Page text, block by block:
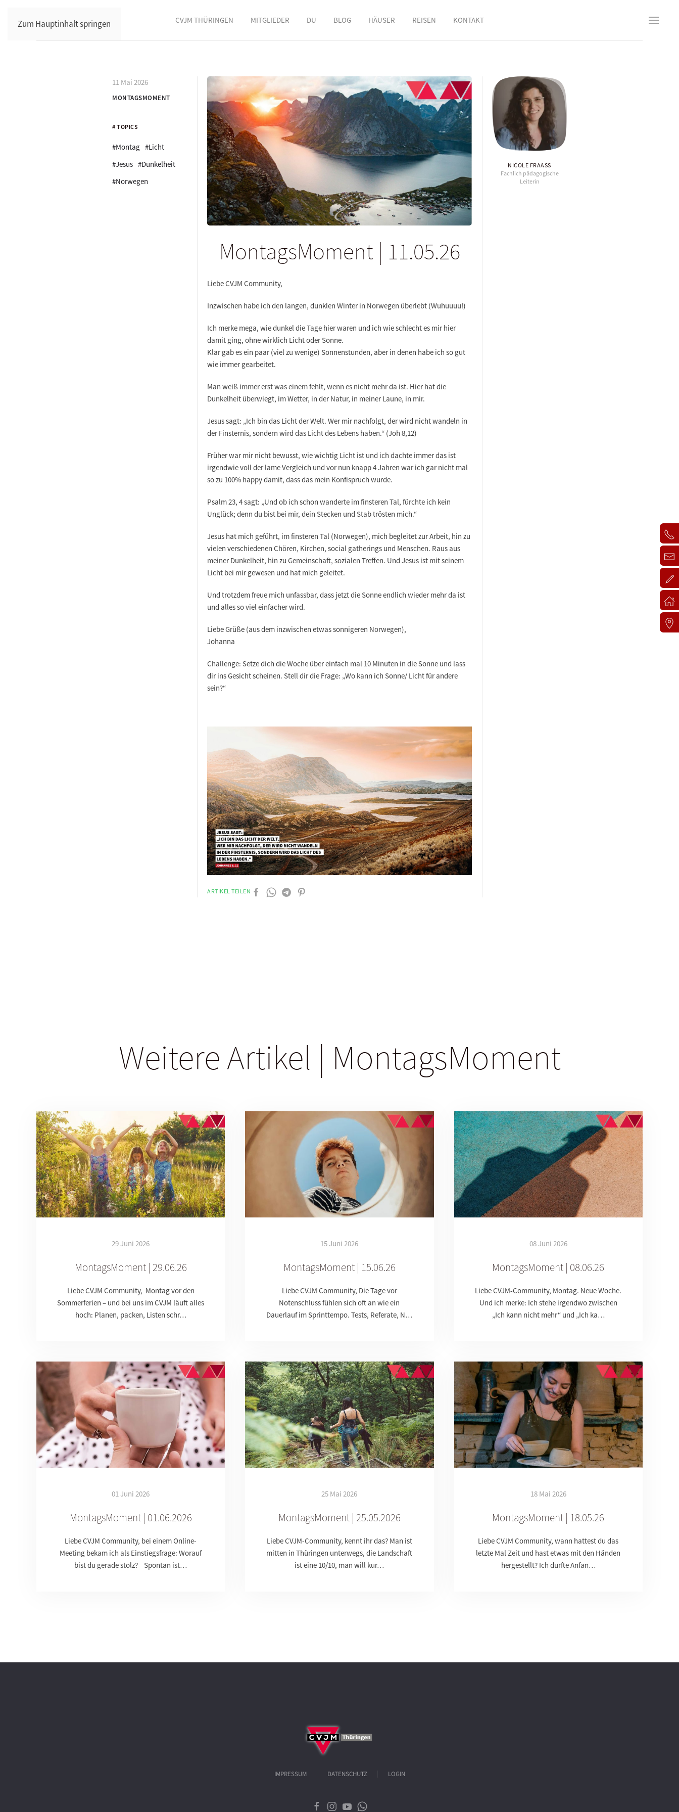
Zum Hauptinhalt springen CVJM THÜRINGEN MITGLIEDER DU BLOG HÄUSER REISEN KONTAKT
11 Mai 2026
MONTAGSMOMENT
# TOPICS
#Montag #Licht
#Jesus #Dunkelheit
#Norwegen
MontagsMoment | 11.05.26
Liebe CVJM Community,
Inzwischen habe ich den langen, dunklen Winter in Norwegen überlebt (Wuhuuuu!)
Ich merke mega, wie dunkel die Tage hier waren und ich wie schlecht es mir hier
damit ging, ohne wirklich Licht oder Sonne.
Klar gab es ein paar (viel zu wenige) Sonnenstunden, aber in denen habe ich so gut
wie immer gearbeitet.
Man weiß immer erst was einem fehlt, wenn es nicht mehr da ist. Hier hat die
Dunkelheit überwiegt, im Wetter, in der Natur, in meiner Laune, in mir.
Jesus sagt: „Ich bin das Licht der Welt. Wer mir nachfolgt, der wird nicht wandeln in
der Finsternis, sondern wird das Licht des Lebens haben.“ (Joh 8,12)
Früher war mir nicht bewusst, wie wichtig Licht ist und ich dachte immer das ist
irgendwie voll der lame Vergleich und vor nun knapp 4 Jahren war ich gar nicht mal
so zu 100% happy damit, dass das mein Konfispruch wurde.
Psalm 23, 4 sagt: „Und ob ich schon wanderte im finsteren Tal, fürchte ich kein
Unglück; denn du bist bei mir, dein Stecken und Stab trösten mich.“
Jesus hat mich geführt, im finsteren Tal (Norwegen), mich begleitet zur Arbeit, hin zu
vielen verschiedenen Chören, Kirchen, social gatherings und Menschen. Raus aus
meiner Dunkelheit, hin zu Gemeinschaft, sozialen Treffen. Und Jesus ist mit seinem
Licht bei mir gewesen und hat mich geleitet.
Und trotzdem freue mich unfassbar, dass jetzt die Sonne endlich wieder mehr da ist
und alles so viel einfacher wird.
Liebe Grüße (aus dem inzwischen etwas sonnigeren Norwegen),
Johanna
Challenge: Setze dich die Woche über einfach mal 10 Minuten in die Sonne und lass
dir ins Gesicht scheinen. Stell dir die Frage: „Wo kann ich Sonne/ Licht für andere
sein?“
ARTIKEL TEILEN
NICOLE FRAASS
Fachlich pädagogische
Leiterin
Weitere Artikel | MontagsMoment
29 Juni 2026
MontagsMoment | 29.06.26
Liebe CVJM Community, Montag vor den
Sommerferien – und bei uns im CVJM läuft alles
hoch: Planen, packen, Listen schr…
15 Juni 2026
MontagsMoment | 15.06.26
Liebe CVJM Community, Die Tage vor
Notenschluss fühlen sich oft an wie ein
Dauerlauf im Sprinttempo. Tests, Referate, N…
08 Juni 2026
MontagsMoment | 08.06.26
Liebe CVJM-Community, Montag. Neue Woche.
Und ich merke: Ich stehe irgendwo zwischen
„Ich kann nicht mehr“ und „Ich ka…
01 Juni 2026
MontagsMoment | 01.06.2026
Liebe CVJM Community, bei einem Online-
Meeting bekam ich als Einstiegsfrage: Worauf
bist du gerade stolz? Spontan ist…
25 Mai 2026
MontagsMoment | 25.05.2026
Liebe CVJM-Community, kennt ihr das? Man ist
mitten in Thüringen unterwegs, die Landschaft
ist eine 10/10, man will kur…
18 Mai 2026
MontagsMoment | 18.05.26
Liebe CVJM Community, wann hattest du das
letzte Mal Zeit und hast etwas mit den Händen
hergestellt? Ich durfte Anfan…
IMPRESSUM DATENSCHUTZ LOGIN